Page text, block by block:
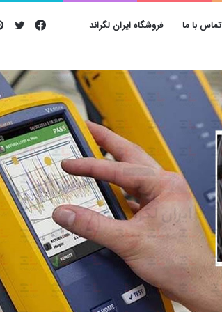
تماس با ما فروشگاه ایران لگراند فیس
بوک